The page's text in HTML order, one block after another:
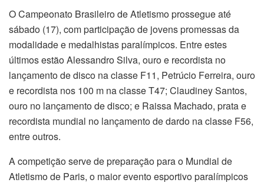
O Campeonato Brasileiro de Atletismo prossegue até
sábado (17), com participação de jovens promessas da
modalidade e medalhistas paralímpicos. Entre estes
últimos estão Alessandro Silva, ouro e recordista no
lançamento de disco na classe F11, Petrúcio Ferreira, ouro
e recordista nos 100 m na classe T47; Claudiney Santos,
ouro no lançamento de disco; e Raissa Machado, prata e
recordista mundial no lançamento de dardo na classe F56,
entre outros.
A competição serve de preparação para o Mundial de
Atletismo de Paris, o maior evento esportivo paralímpicos